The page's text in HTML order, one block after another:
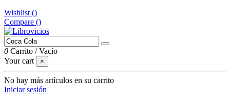
Wishlist ()
Compare ()
0 Carrito /Vacío
Your cart
×
No hay más artículos en su carrito
Iniciar sesión